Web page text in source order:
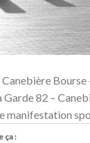
Canebière
Garde 82 –
manifestation
ça :